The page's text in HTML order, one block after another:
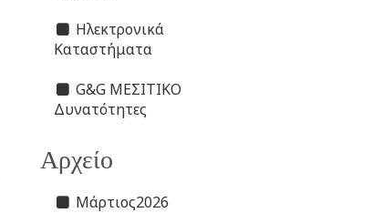
Ηλεκτρονικά
Καταστήματα
G&G ΜΕΣΙΤΙΚΟ
Δυνατότητες
Αρχείο
Μάρτιος2026